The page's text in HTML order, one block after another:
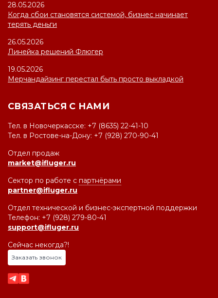
28.05.2026
Когда сбои становятся системой, бизнес начинает
терять деньги
26.05.2026
Линейка решений Флюгер
19.05.2026
Мерчандайзинг перестал быть просто выкладкой
СВЯЗАТЬСЯ С НАМИ
Тел. в Новочеркасске: +7 (8635) 22-41-10
Тел. в Ростове-на-Дону: +7 (928) 270-90-41
Отдел продаж
market@ifluger.ru
Сектор по работе с партнёрами
partner@ifluger.ru
Отдел технической и бизнес-экспертной поддержки
Телефон: +7 (928) 279-80-41
support@ifluger.ru
Сейчас некогда?!
Заказать звонок